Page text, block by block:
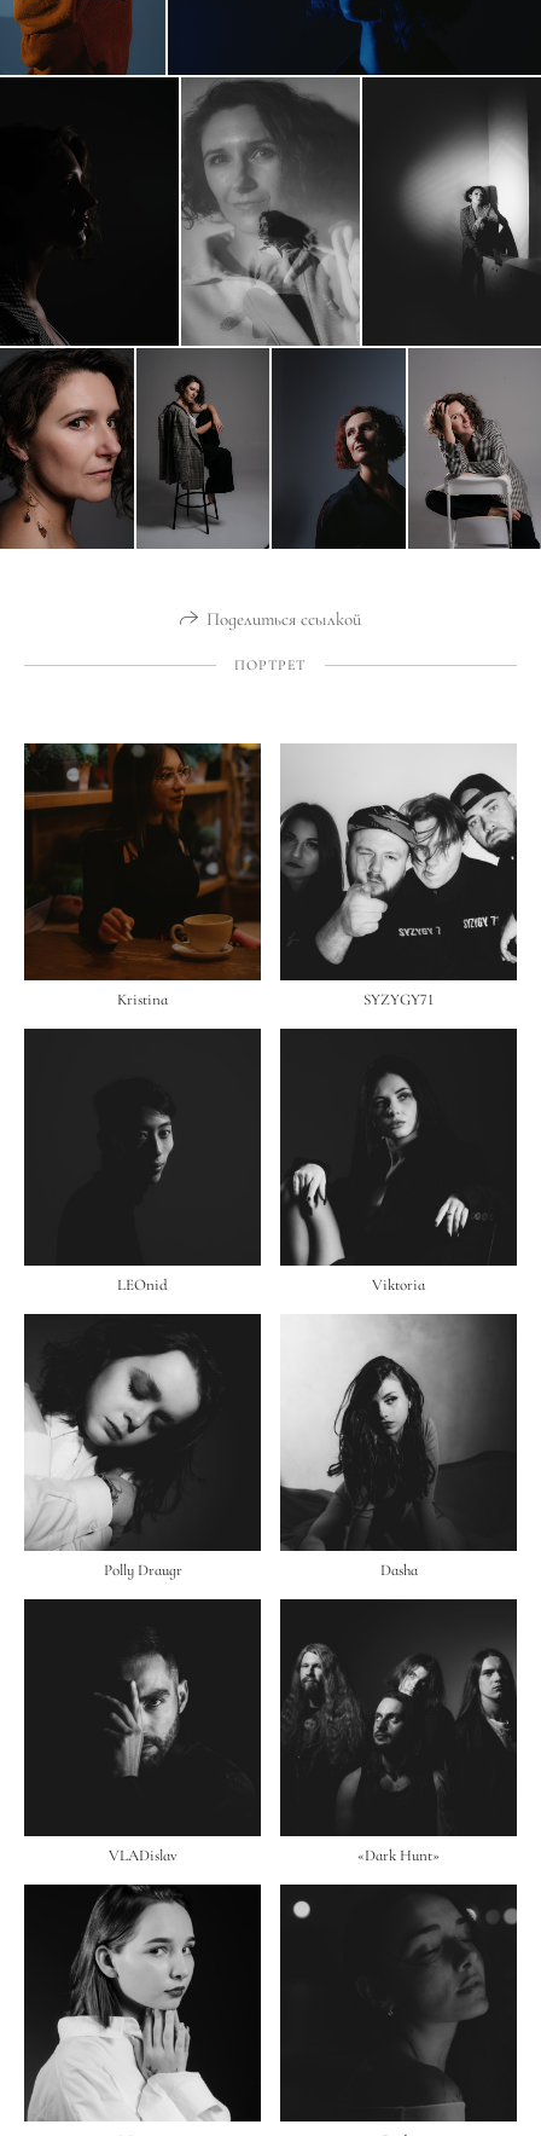
Поделиться ссылкой
ПОРТРЕТ
Kristina SYZYGY71
LEOnid Viktoria
Polly Draugr Dasha
VLADislav «Dark Hunt»